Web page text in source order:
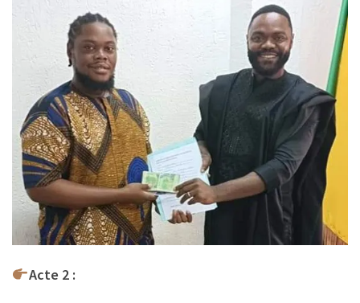
Acte 2 :